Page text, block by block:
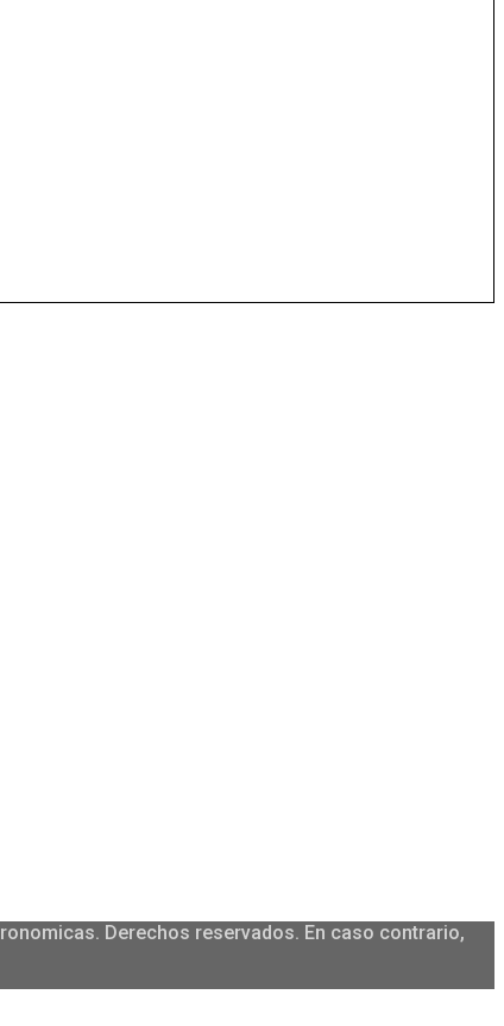
Derechos reservados. En caso contrario,